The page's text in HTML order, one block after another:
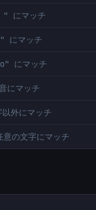
にマッチ
マッチ
にマッチ
にマッチ
外にマッチ
の文字にマッチ